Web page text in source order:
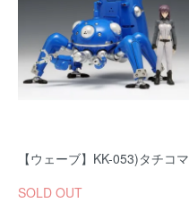
【ウェーブ】KK-053)タチコマ
SOLD OUT